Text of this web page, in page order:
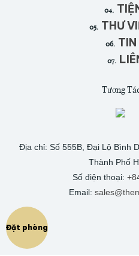
Đặt phòng
04.
05. THƯ
06.
07.
Tương
Địa chỉ: Số 555B, Đại Lộ Bình
Thành Phố
Số điện thoại:
Email: